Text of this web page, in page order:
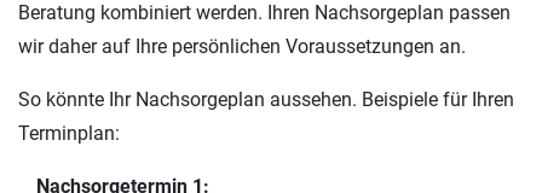
Beratung kombiniert werden. Ihren Nachsorgeplan passen
wir daher auf Ihre persönlichen Voraussetzungen an.
So könnte Ihr Nachsorgeplan aussehen. Beispiele für Ihren
Terminplan:
Nachsorgetermin 1: